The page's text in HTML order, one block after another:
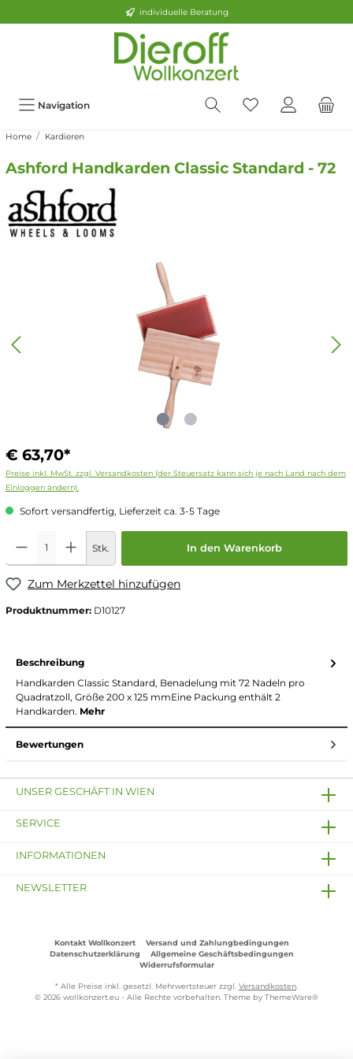
individuelle Beratung
Navigation
Home Kardieren
Ashford Handkarden Classic Standard - 72
€ 63,70*
Preise inkl. MwSt. zzgl. Versandkosten (der Steuersatz kann sich je nach Land nach dem
Einloggen ändern).
Sofort versandfertig, Lieferzeit ca. 3-5 Tage
Stk. In den Warenkorb
Zum Merkzettel hinzufügen
Produktnummer: D10127
Beschreibung
Handkarden Classic Standard, Benadelung mit 72 Nadeln pro
Quadratzoll, Größe 200 x 125 mmEine Packung enthält 2
Handkarden. Mehr
Bewertungen
UNSER GESCHÄFT IN WIEN
SERVICE
INFORMATIONEN
NEWSLETTER
Kontakt Wollkonzert
Versand und Zahlungbedingungen
Datenschutzerklärung
Allgemeine Geschäftsbedingungen
Widerrufsformular
* Alle Preise inkl. gesetzl. Mehrwertsteuer zzgl. Versandkosten
© 2026 wollkonzert.eu - Alle Rechte vorbehalten. Theme by ThemeWare®